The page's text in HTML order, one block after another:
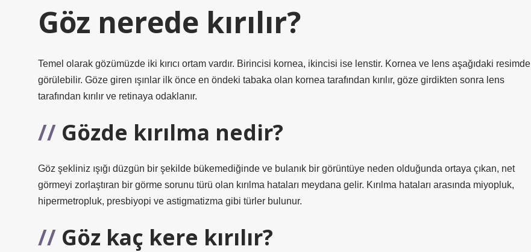
Göz nerede kırılır?
Temel olarak gözümüzde iki kırıcı ortam vardır. Birincisi kornea, ikincisi ise lenstir. Kornea ve lens aşağıdaki resimde
görülebilir. Göze giren ışınlar ilk önce en öndeki tabaka olan kornea tarafından kırılır, göze girdikten sonra lens
tarafından kırılır ve retinaya odaklanır.
Gözde kırılma nedir?
Göz şekliniz ışığı düzgün bir şekilde bükemediğinde ve bulanık bir görüntüye neden olduğunda ortaya çıkan, net
görmeyi zorlaştıran bir görme sorunu türü olan kırılma hataları meydana gelir. Kırılma hataları arasında miyopluk,
hipermetropluk, presbiyopi ve astigmatizma gibi türler bulunur.
Göz kaç kere kırılır?